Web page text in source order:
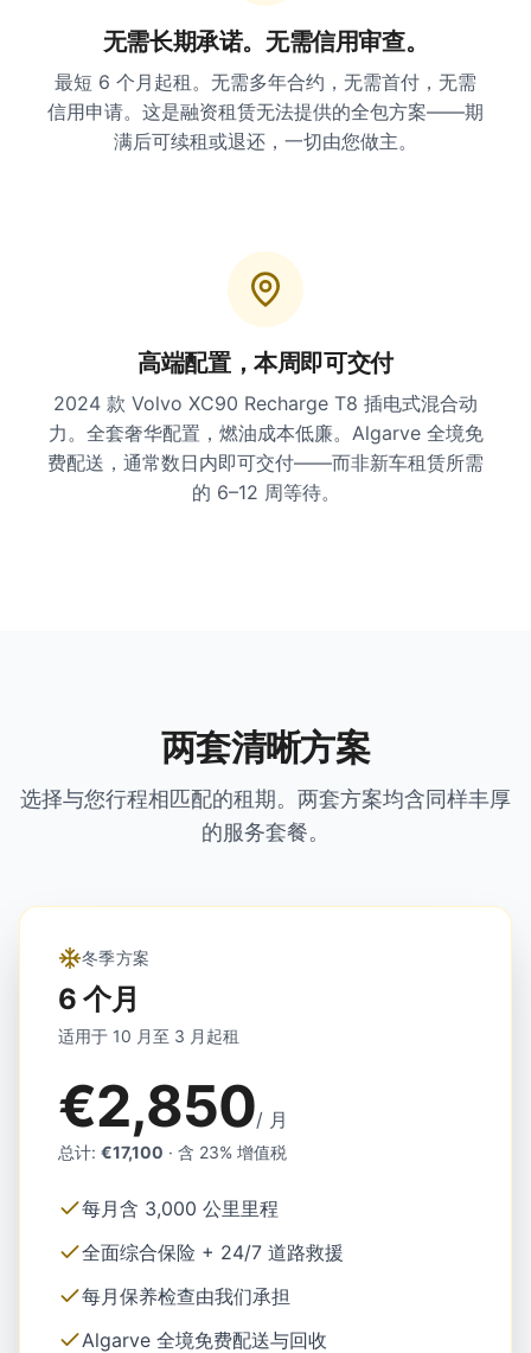
无需长期承诺。无需信用审查。
最短 6 个月起租。无需多年合约，无需首付，无需
信用申请。这是融资租赁无法提供的全包方案——期
满后可续租或退还，一切由您做主。
高端配置，本周即可交付
2024 款 Volvo XC90 Recharge T8 插电式混合动
力。全套奢华配置，燃油成本低廉。Algarve 全境免
费配送，通常数日内即可交付——而非新车租赁所需
的 6–12 周等待。
两套清晰方案
选择与您行程相匹配的租期。两套方案均含同样丰厚
的服务套餐。
冬季方案
6 个月
适用于 10 月至 3 月起租
€2,850/ 月
总计: €17,100 · 含 23% 增值税
每月含 3,000 公里里程
全面综合保险 + 24/7 道路救援
每月保养检查由我们承担
Algarve 全境免费配送与回收